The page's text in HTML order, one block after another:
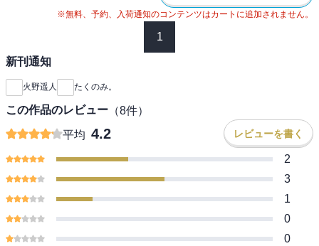
※無料、予約、入荷通知のコンテンツはカートに追加されません。
1
新刊通知
火野遥人 たくのみ。
この作品のレビュー （8件）
平均 4.2 レビューを書く
2
3
1
0
0